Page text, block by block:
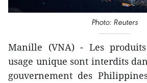
Photo: Reuters
Manille (VNA) - Les
usage unique sont interdits
gouvernement des